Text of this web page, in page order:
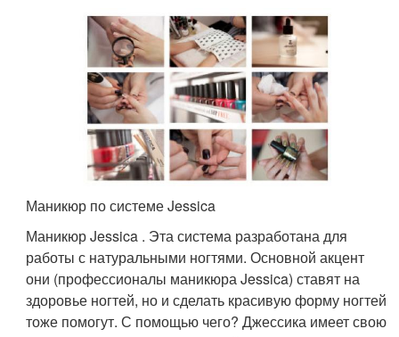
Маникюр по системе Jessica
Маникюр Jessica . Эта система разработана для
работы с натуральными ногтями. Основной акцент
они (профессионалы маникюра Jessica) ставят на
здоровье ногтей, но и сделать красивую форму ногтей
тоже помогут. С помощью чего? Джессика имеет свою